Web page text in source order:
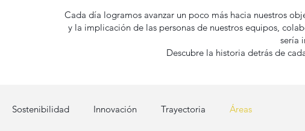
Cada día logramos avanzar un poco más hacia nuestros
y la implicación de las personas de nuestros equipos,
sería
Descubre la historia detrás de
Sostenibilidad Innovación Trayectoria Áreas